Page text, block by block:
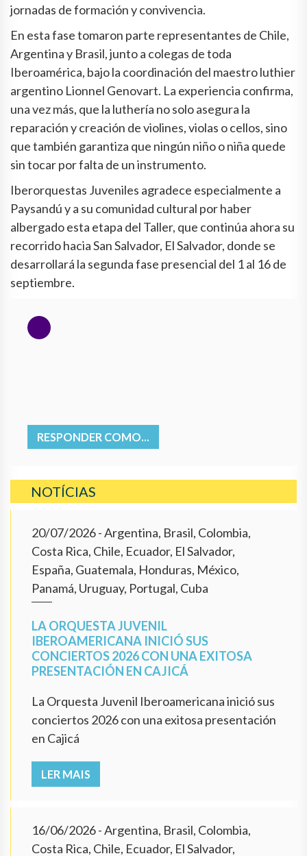
jornadas de formación y convivencia.
En esta fase tomaron parte representantes de Chile,
Argentina y Brasil, junto a colegas de toda
Iberoamérica, bajo la coordinación del maestro luthier
argentino Lionnel Genovart. La experiencia confirma,
una vez más, que la luthería no solo asegura la
reparación y creación de violines, violas o cellos, sino
que también garantiza que ningún niño o niña quede
sin tocar por falta de un instrumento.
Iberorquestas Juveniles agradece especialmente a
Paysandú y a su comunidad cultural por haber
albergado esta etapa del Taller, que continúa ahora su
recorrido hacia San Salvador, El Salvador, donde se
desarrollará la segunda fase presencial del 1 al 16 de
septiembre.
RESPONDER COMO...
NOTÍCIAS
20/07/2026- Argentina, Brasil, Colombia,
Costa Rica, Chile, Ecuador, El Salvador,
España, Guatemala, Honduras, México,
Panamá, Uruguay, Portugal, Cuba
LA ORQUESTA JUVENIL
IBEROAMERICANA INICIÓ SUS
CONCIERTOS 2026 CON UNA EXITOSA
PRESENTACIÓN EN CAJICÁ
La Orquesta Juvenil Iberoamericana inició sus
conciertos 2026 con una exitosa presentación
en Cajicá
LER MAIS
16/06/2026- Argentina, Brasil, Colombia,
Costa Rica, Chile, Ecuador, El Salvador,